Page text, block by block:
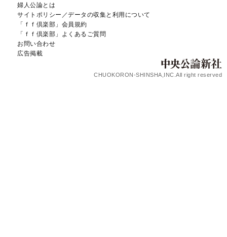
婦人公論とは
サイトポリシー／データの収集と利用について
「ｆｆ倶楽部」会員規約
「ｆｆ倶楽部」よくあるご質問
お問い合わせ
広告掲載
CHUOKORON-SHINSHA,INC.All right reserved